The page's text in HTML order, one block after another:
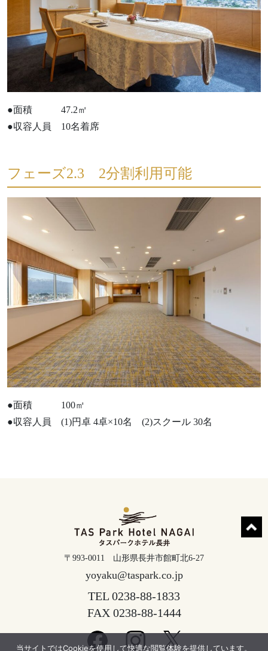
●面積 47.2㎡
●収容人員 10名着席
フェーズ2.3 2分割利用可能
●面積 100㎡
●収容人員 (1)円卓 4卓×10名 (2)スクール 30名
〒993-0011 山形県長井市館町北6-27
yoyaku@taspark.co.jp
TEL 0238-88-1833
FAX 0238-88-1444
当サイトではCookieを使用して快適な閲覧体験を提供しています。